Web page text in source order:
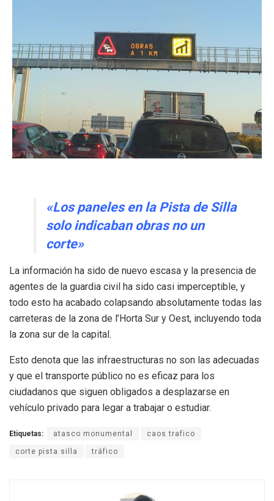
«Los paneles en la Pista de Silla
solo indicaban obras no un
corte»
La información ha sido de nuevo escasa y la presencia de
agentes de la guardia civil ha sido casi imperceptible, y
todo esto ha acabado colapsando absolutamente todas las
carreteras de la zona de l’Horta Sur y Oest, incluyendo toda
la zona sur de la capital.
Esto denota que las infraestructuras no son las adecuadas
y que el transporte público no es eficaz para los
ciudadanos que siguen obligados a desplazarse en
vehículo privado para legar a trabajar o estudiar.
Etiquetas: atasco monumental caos trafico
corte pista silla tráfico